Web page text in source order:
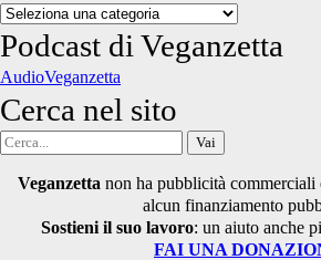
Categorie
degli
articoli
Podcast di Veganzetta
AudioVeganzetta
Cerca nel sito
Cerca
Veganzetta non ha pubblicità commerciali
alcun finanziamento
Sostieni il suo lavoro: un aiuto anche
FAI UNA